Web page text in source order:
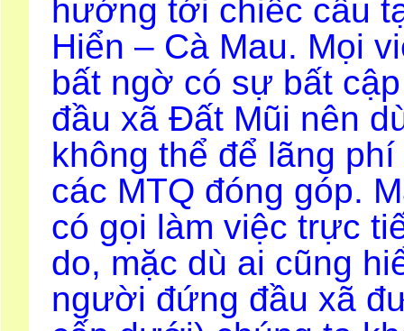
hướng tới chiếc cầu
Hiển – Cà Mau. Mọi
bất ngờ có sự bất
đầu xã Đất Mũi nên
không thể để lãng
các MTQ đóng góp.
có gọi làm việc trực
do, mặc dù ai cũng
người đứng đầu xã